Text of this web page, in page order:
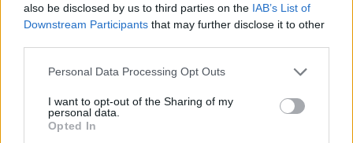
also be disclosed by us to third parties on the IAB’s List of
Downstream Participants that may further disclose it to other
Please note that this website/app uses one or more Google
not limited to your visit or usage behaviour. You may click to
grant or deny consent to Google and its third-party tags to
use your data for below specified purposes in below Google
Personal Data Processing Opt Outs
I want to opt-out of the Sharing of my
personal data.
Opted In
2023. március 30. 13:21
A kanálhajlító Uri Geller ufókról posztolt videót,
Az illuzionista feltette a nagy kérdést, hogy mit
taníthatnak nekünk az űrlények.